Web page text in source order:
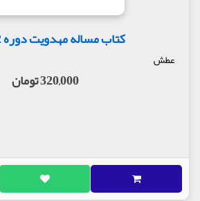
کتاب مساله مهدویت دوره 2 جلدی
عطش
320,000 تومان